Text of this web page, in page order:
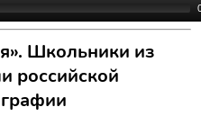
Школьники из
российской